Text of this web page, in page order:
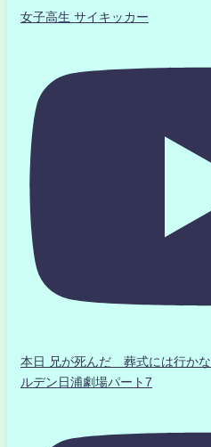
女子高生 サイキッカー
本日 兄が死んだ 葬式には行か
ルデン日浦劇場パート7